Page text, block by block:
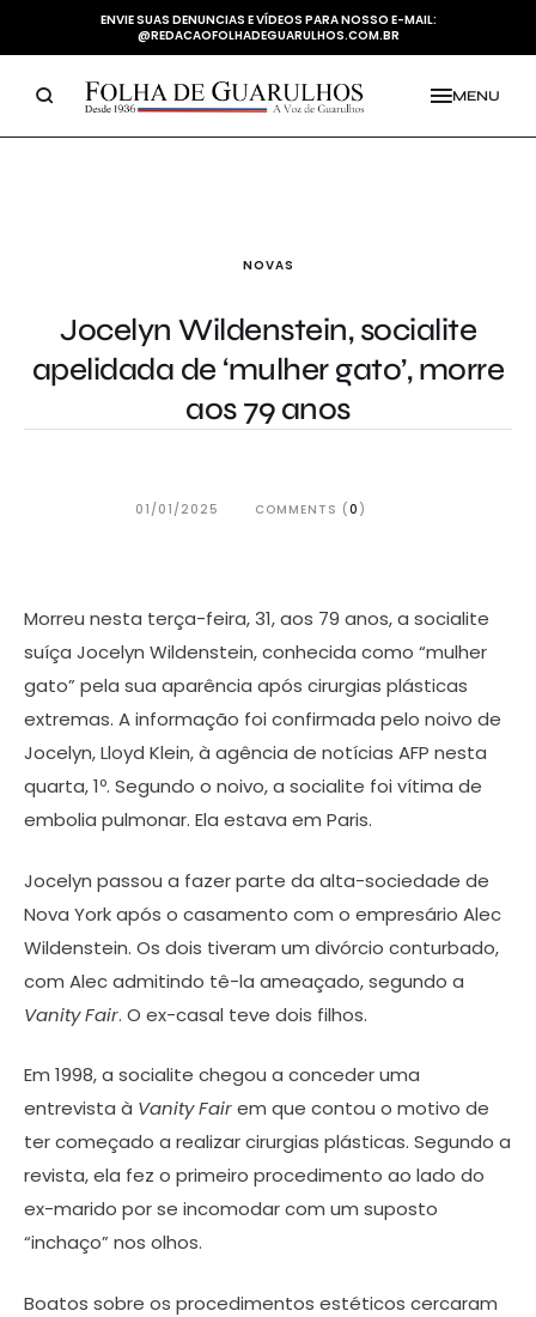
ENVIE SUAS DENUNCIAS E VÍDEOS PARA NOSSO E-MAIL:
@REDACAOFOLHADEGUARULHOS.COM.BR
MENU
NOVAS
Jocelyn Wildenstein, socialite
apelidada de ‘mulher gato’, morre
aos 79 anos
01/01/2025 COMMENTS (0 )
Morreu nesta terça-feira, 31, aos 79 anos, a socialite
suíça Jocelyn Wildenstein, conhecida como “mulher
gato” pela sua aparência após cirurgias plásticas
extremas. A informação foi confirmada pelo noivo de
Jocelyn, Lloyd Klein, à agência de notícias AFP nesta
quarta, 1º. Segundo o noivo, a socialite foi vítima de
embolia pulmonar. Ela estava em Paris.
Jocelyn passou a fazer parte da alta-sociedade de
Nova York após o casamento com o empresário Alec
Wildenstein. Os dois tiveram um divórcio conturbado,
com Alec admitindo tê-la ameaçado, segundo a
Vanity Fair. O ex-casal teve dois filhos.
Em 1998, a socialite chegou a conceder uma
entrevista à Vanity Fairem que contou o motivo de
ter começado a realizar cirurgias plásticas. Segundo a
revista, ela fez o primeiro procedimento ao lado do
ex-marido por se incomodar com um suposto
“inchaço” nos olhos.
Boatos sobre os procedimentos estéticos cercaram